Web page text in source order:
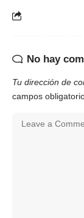
No hay
Tu dirección de
campos